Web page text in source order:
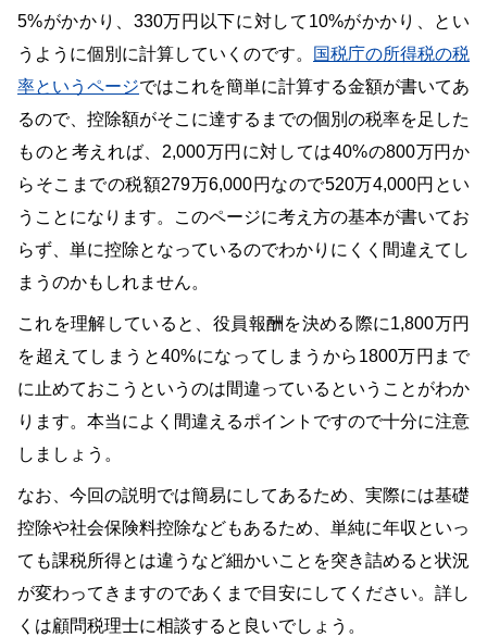
5%がかかり、330万円以下に対して10%がかかり、とい
うように個別に計算していくのです。
国税庁の所得税の税
率というページではこれを簡単に計算する金額が書いてあ
るので、控除額がそこに達するまでの個別の税率を足した
ものと考えれば、2,000万円に対しては40%の800万円か
らそこまでの税額279万6,000円なので520万4,000円とい
うことになります。このページに考え方の基本が書いてお
らず、単に控除となっているのでわかりにくく間違えてし
まうのかもしれません。
これを理解していると、役員報酬を決める際に1,800万円
を超えてしまうと40%になってしまうから1800万円まで
に止めておこうというのは間違っているということがわか
ります。本当によく間違えるポイントですので十分に注意
しましょう。
なお、今回の説明では簡易にしてあるため、実際には基礎
控除や社会保険料控除などもあるため、単純に年収といっ
ても課税所得とは違うなど細かいことを突き詰めると状況
が変わってきますのであくまで目安にしてください。詳し
くは顧問税理士に相談すると良いでしょう。